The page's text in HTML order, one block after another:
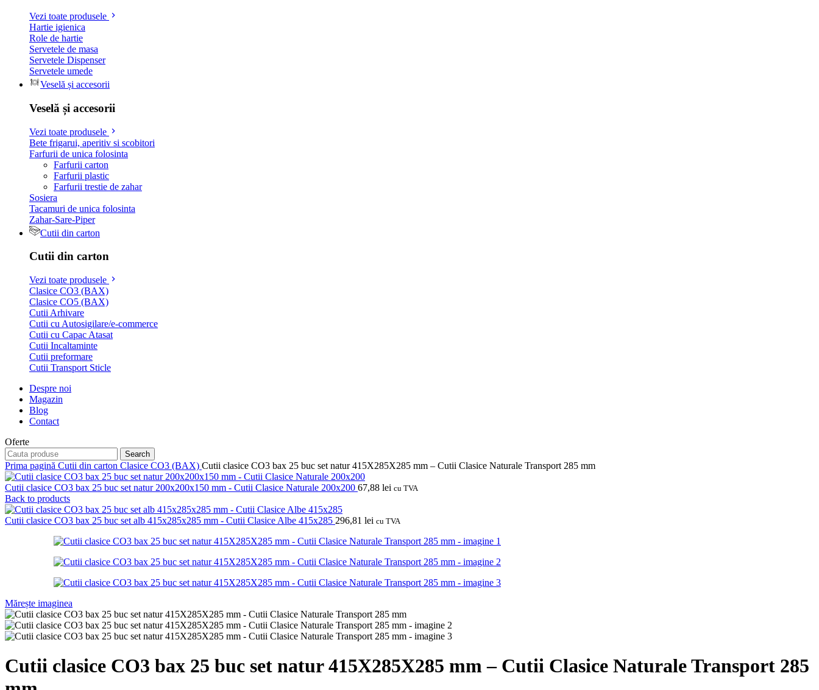
Vezi toate produsele
Hartie igienica
Role de hartie
Servetele de masa
Servetele Dispenser
Servetele umede
Veselă și accesorii
Veselă și accesorii
Vezi toate produsele
Bete frigarui, aperitiv si scobitori
Farfurii de unica folosinta
Farfurii carton
Farfurii plastic
Farfurii trestie de zahar
Sosiera
Tacamuri de unica folosinta
Zahar-Sare-Piper
Cutii din carton
Cutii din carton
Vezi toate produsele
Clasice CO3 (BAX)
Clasice CO5 (BAX)
Cutii Arhivare
Cutii cu Autosigilare/e-commerce
Cutii cu Capac Atasat
Cutii Incaltaminte
Cutii preformare
Cutii Transport Sticle
Despre noi
Magazin
Blog
Contact
Oferte
Search
Prima pagină Cutii din carton Clasice CO3 (BAX) Cutii clasice CO3 bax 25 buc set natur 415X285X285 mm – Cutii Clasice Naturale Transport 285 mm
Cutii clasice CO3 bax 25 buc set natur 200x200x150 mm - Cutii Clasice Naturale 200x200 67,88 lei cu TVA
Back to products
Cutii clasice CO3 bax 25 buc set alb 415x285x285 mm - Cutii Clasice Albe 415x285 296,81 lei cu TVA
Mărește imaginea
Cutii clasice CO3 bax 25 buc set natur 415X285X285 mm – Cutii Clasice Naturale Transport 285